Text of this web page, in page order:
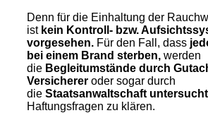
Denn für die Einhaltung der
ist kein Kontroll- bzw.
vorgesehen. Für den Fall, dass
bei einem Brand sterben, werden
die Begleitumstände durch
Versicherer oder sogar durch
die Staatsanwaltschaft untersucht
Haftungsfragen zu klären.